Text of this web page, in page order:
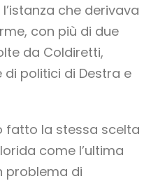
che derivava
con più di due
da Coldiretti,
di politici di Destra e
fatto la stessa scelta
come l’ultima
problema di